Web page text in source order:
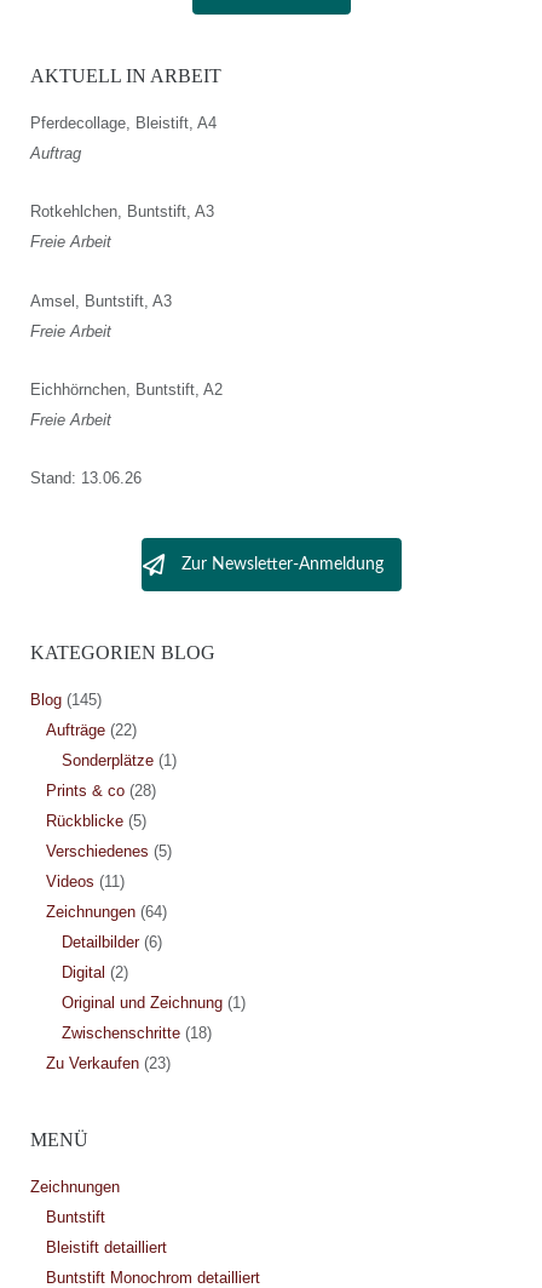
AKTUELL IN ARBEIT
Pferdecollage, Bleistift, A4
Auftrag
Rotkehlchen, Buntstift, A3
Freie Arbeit
Amsel, Buntstift, A3
Freie Arbeit
Eichhörnchen, Buntstift, A2
Freie Arbeit
Stand: 13.06.26
Zur Newsletter-Anmeldung
KATEGORIEN BLOG
Blog(145)
Aufträge(22)
Sonderplätze(1)
Prints & co(28)
Rückblicke(5)
Verschiedenes (5)
Videos (11)
Zeichnungen(64)
Detailbilder(6)
Digital (2)
Original und Zeichnung(1)
Zwischenschritte(18)
Zu Verkaufen(23)
MENÜ
Zeichnungen
Buntstift
Bleistift detailliert
Buntstift Monochrom detailliert